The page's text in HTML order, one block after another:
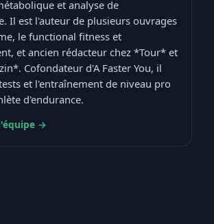
et analyse de
Il est l'auteur de plusieurs ouvrages
le functional fitness et
et ancien rédacteur chez *Tour* et
Cofondateur d'A Faster You, il
et l'entraînement de niveau pro
d'endurance.
→